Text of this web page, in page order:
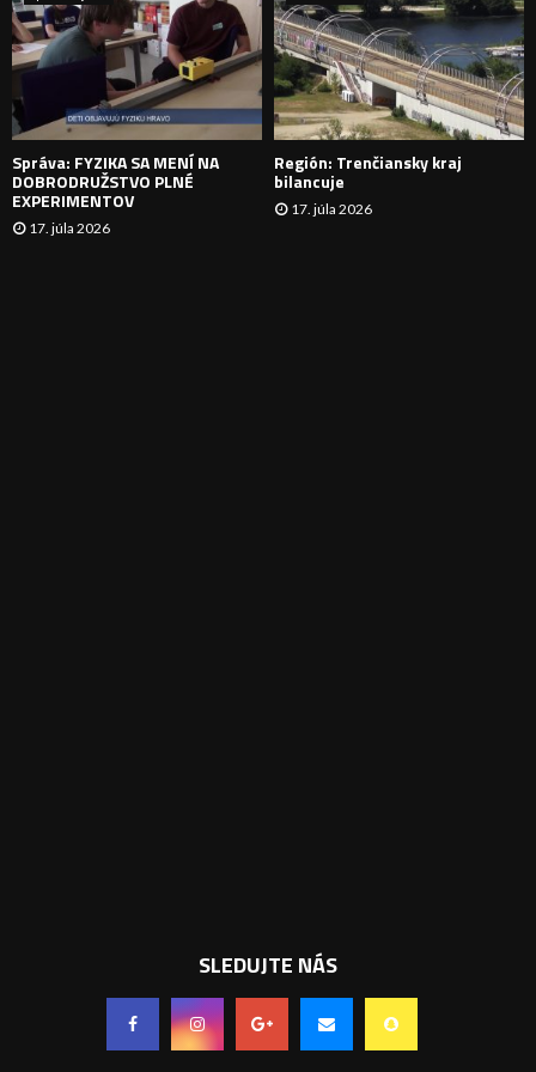
N
I
E
Správa: FYZIKA SA MENÍ NA
DOBRODRUŽSTVO PLNÉ
EXPERIMENTOV
17. júla 2026
Región: Trenčiansky kraj
bilancuje
17. júla 2026
SLEDUJTE NÁS